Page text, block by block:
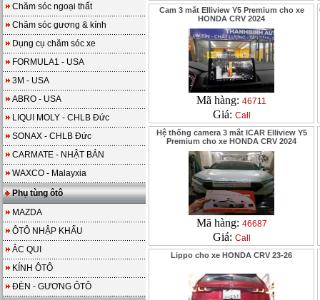
Chăm sóc ngoại thất
Chăm sóc gương & kính
Dụng cụ chăm sóc xe
FORMULA1 - USA
3M - USA
ABRO - USA
LIQUI MOLY - CHLB Đức
SONAX - CHLB Đức
CARMATE - NHẬT BẢN
WAXCO - Malayxia
Phụ tùng ôtô
MAZDA
ÔTÔ NHẬP KHẨU
ẮC QUI
KÍNH ÔTÔ
ĐÈN - GƯƠNG ÔTÔ
Cam 3 mắt Elliview Y5 Premium cho xe
HONDA CRV 2024
Mã hàng: 46711
Giá: Call
Hệ thống camera 3 mắt ICAR Elliview Y5
Premium cho xe HONDA CRV 2024
Mã hàng: 46687
Giá: Call
Lippo cho xe HONDA CRV 23-26